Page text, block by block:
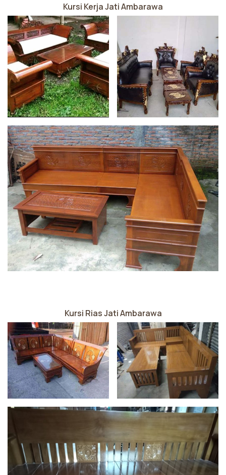
Kursi Kerja Jati Ambarawa
Kursi Rias Jati Ambarawa